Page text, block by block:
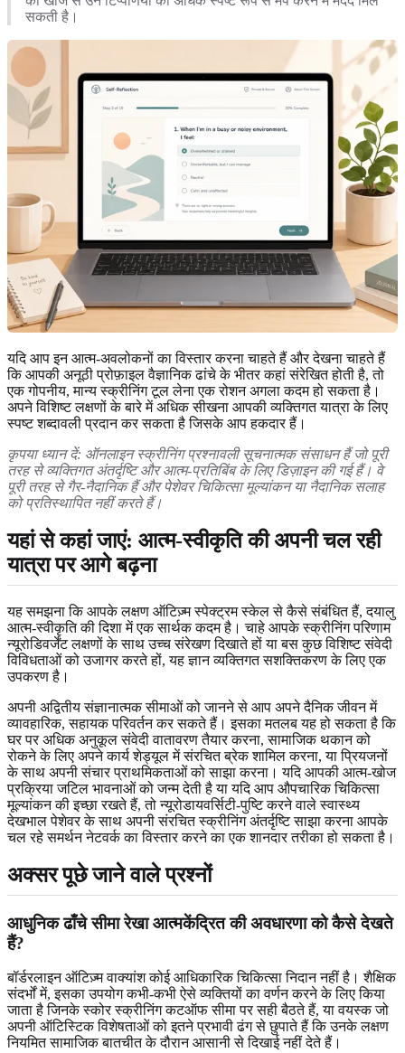
सकती है।
यदि आप इन आत्म-अवलोकनों का विस्तार करना चाहते हैं और देखना चाहते हैं
कि आपकी अनूठी प्रोफ़ाइल वैज्ञानिक ढांचे के भीतर कहां संरेखित होती है, तो
एक गोपनीय, मान्य स्क्रीनिंग टूल लेना एक रोशन अगला कदम हो सकता है।
अपने विशिष्ट लक्षणों के बारे में अधिक सीखना आपकी व्यक्तिगत यात्रा के लिए
स्पष्ट शब्दावली प्रदान कर सकता है जिसके आप हकदार हैं।
कृपया ध्यान दें: ऑनलाइन स्क्रीनिंग प्रश्नावली सूचनात्मक संसाधन हैं जो पूरी
तरह से व्यक्तिगत अंतर्दृष्टि और आत्म-प्रतिबिंब के लिए डिज़ाइन की गई हैं। वे
पूरी तरह से गैर-नैदानिक ​​हैं और पेशेवर चिकित्सा मूल्यांकन या नैदानिक ​​सलाह
को प्रतिस्थापित नहीं करते हैं।
यहां से कहां जाएं: आत्म-स्वीकृति की अपनी चल रही
यात्रा पर आगे बढ़ना
यह समझना कि आपके लक्षण ऑटिज़्म स्पेक्ट्रम स्केल से कैसे संबंधित हैं, दयालु
आत्म-स्वीकृति की दिशा में एक सार्थक कदम है। चाहे आपके स्क्रीनिंग परिणाम
न्यूरोडिवर्जेंट लक्षणों के साथ उच्च संरेखण दिखाते हों या बस कुछ विशिष्ट संवेदी
विविधताओं को उजागर करते हों, यह ज्ञान व्यक्तिगत सशक्तिकरण के लिए एक
उपकरण है।
अपनी अद्वितीय संज्ञानात्मक सीमाओं को जानने से आप अपने दैनिक जीवन में
व्यावहारिक, सहायक परिवर्तन कर सकते हैं। इसका मतलब यह हो सकता है कि
घर पर अधिक अनुकूल संवेदी वातावरण तैयार करना, सामाजिक थकान को
रोकने के लिए अपने कार्य शेड्यूल में संरचित ब्रेक शामिल करना, या प्रियजनों
के साथ अपनी संचार प्राथमिकताओं को साझा करना। यदि आपकी आत्म-खोज
प्रक्रिया जटिल भावनाओं को जन्म देती है या यदि आप औपचारिक चिकित्सा
मूल्यांकन की इच्छा रखते हैं, तो न्यूरोडायवर्सिटी-पुष्टि करने वाले स्वास्थ्य
देखभाल पेशेवर के साथ अपनी संरचित स्क्रीनिंग अंतर्दृष्टि साझा करना आपके
चल रहे समर्थन नेटवर्क का विस्तार करने का एक शानदार तरीका हो सकता है।
अक्सर पूछे जाने वाले प्रश्नों
आधुनिक ढाँचे सीमा रेखा आत्मकेंद्रित की अवधारणा को कैसे देखते
हैं?
बॉर्डरलाइन ऑटिज़्म वाक्यांश कोई आधिकारिक चिकित्सा निदान नहीं है। शैक्षिक
संदर्भों में, इसका उपयोग कभी-कभी ऐसे व्यक्तियों का वर्णन करने के लिए किया
जाता है जिनके स्कोर स्क्रीनिंग कटऑफ सीमा पर सही बैठते हैं, या वयस्क जो
अपनी ऑटिस्टिक विशेषताओं को इतने प्रभावी ढंग से छुपाते हैं कि उनके लक्षण
नियमित सामाजिक बातचीत के दौरान आसानी से दिखाई नहीं देते हैं।